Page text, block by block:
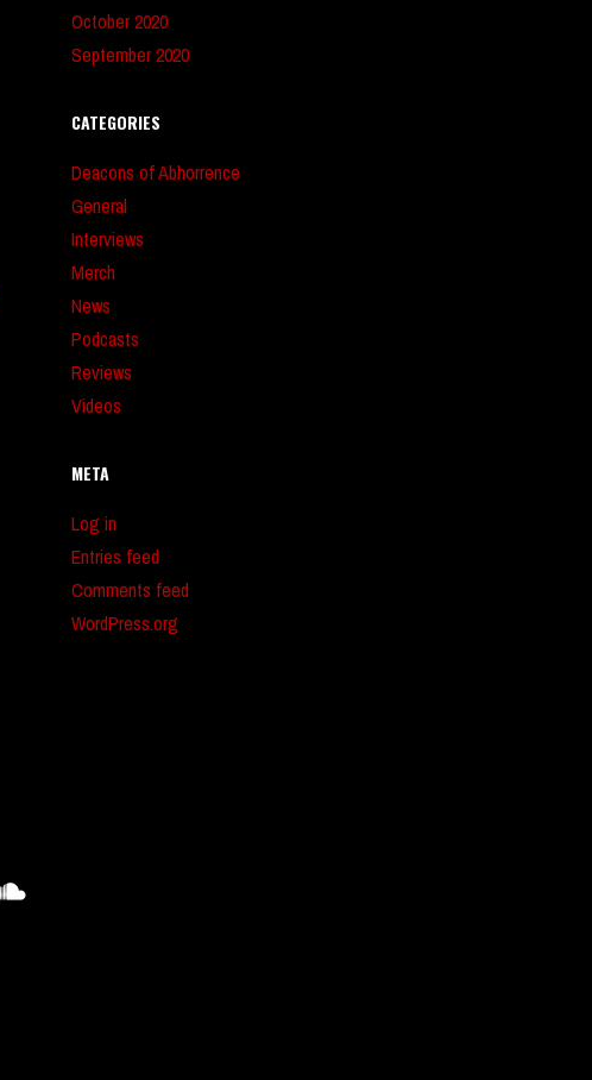
October 2020
September 2020
CATEGORIES
Deacons of Abhorrence
General
Interviews
Merch
News
Podcasts
Reviews
Videos
META
Log in
Entries feed
Comments feed
WordPress.org